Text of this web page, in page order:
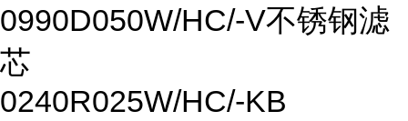
0990D050W/HC/-V不锈钢滤
芯
0240R025W/HC/-KB